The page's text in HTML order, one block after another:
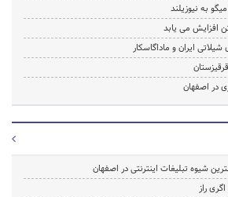
به نیوزیلند
ایران و ماداگاسکار
شیوه تبلیغات اینترنتی در اصفهان
راز